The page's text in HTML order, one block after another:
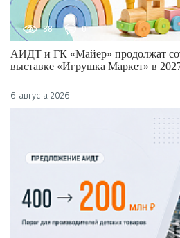
88 0
АИДТ и ГК «Майер» продолжат
выставке «Игрушка Маркет» в
6 августа 2026